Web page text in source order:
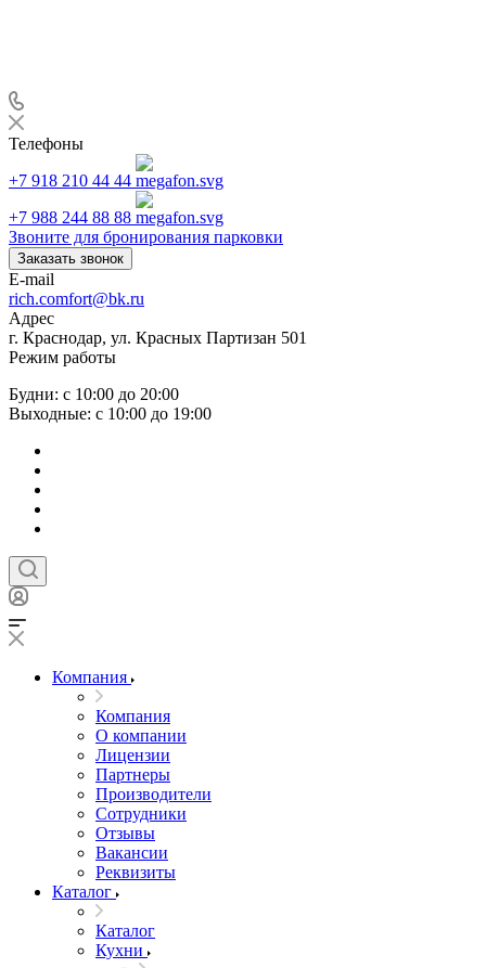
Телефоны
+7 918 210 44 44
+7 988 244 88 88
Звоните для бронирования парковки
Заказать звонок
E-mail
rich.comfort@bk.ru
Адрес
г. Краснодар, ул. Красных Партизан 501
Режим работы
Будни: с 10:00 до 20:00
Выходные: с 10:00 до 19:00
Компания
Компания
О компании
Лицензии
Партнеры
Производители
Сотрудники
Отзывы
Вакансии
Реквизиты
Каталог
Каталог
Кухни